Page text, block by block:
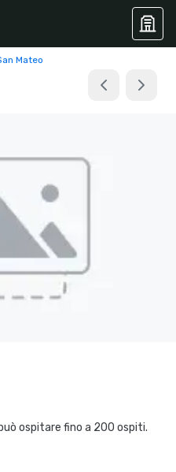
Mateo
ospitare fino a 200 ospiti.